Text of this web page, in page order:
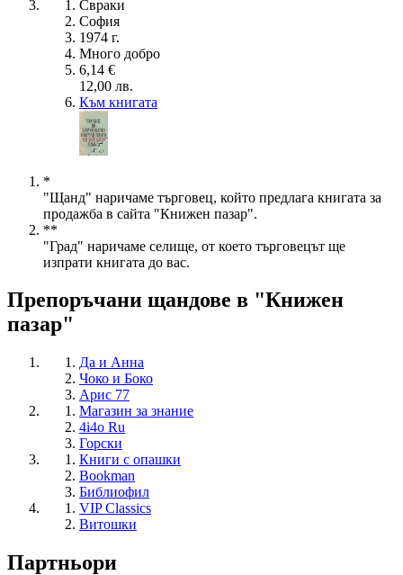
Свраки
София
1974 г.
Много добро
6,14 €
12,00 лв.
Към книгата
*
"Щанд" наричаме търговец, който предлага книгата за
продажба в сайта "Книжен пазар".
**
"Град" наричаме селище, от което търговецът ще
изпрати книгата до вас.
Препоръчани щандове в "Книжен
пазар"
Да и Анна
Чоко и Боко
Арис 77
Магазин за знание
4i4o Ru
Горски
Книги с опашки
Bookman
Библиофил
VIP Classics
Витошки
Партньори